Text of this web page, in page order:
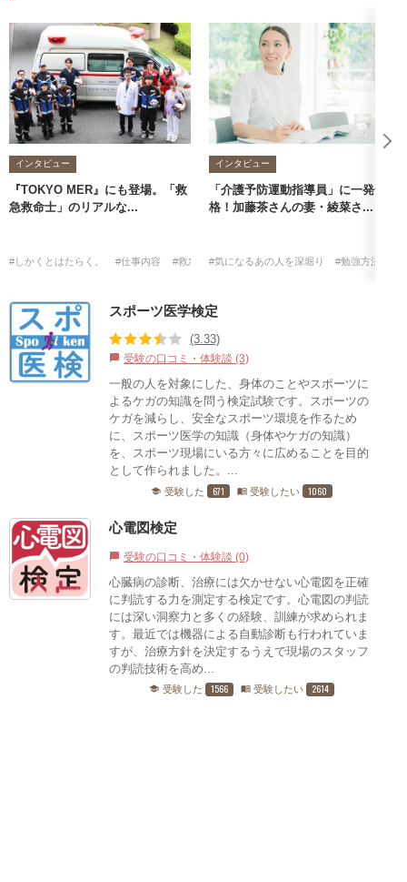
インタビュー
『TOKYO MER』にも登場。「救
急救命士」のリアルな...
#しかくとはたらく。 #仕事内容 #救急救命士
インタビュー
「介護予防運動指導員」に一発合
格！加藤茶さんの妻・綾菜さ...
#気になるあの人を深堀り #勉強方法
スポーツ医学検定
(3.33)
chat_bubble 受験の口コミ・体験談 (3)
一般の人を対象にした、身体のことやスポーツに
よるケガの知識を問う検定試験です。スポーツの
ケガを減らし、安全なスポーツ環境を作るため
に、スポーツ医学の知識（身体やケガの知識）
を、スポーツ現場にいる方々に広めることを目的
として作られました。...
school 受験した 671 menu_book 受験したい 1060
心電図検定
chat_bubble 受験の口コミ・体験談 (0)
心臓病の診断、治療には欠かせない心電図を正確
に判読する力を測定する検定です。心電図の判読
には深い洞察力と多くの経験、訓練が求められま
す。最近では機器による自動診断も行われていま
すが、治療方針を決定するうえで現場のスタッフ
の判読技術を高め...
school 受験した 1566 menu_book 受験したい 2614